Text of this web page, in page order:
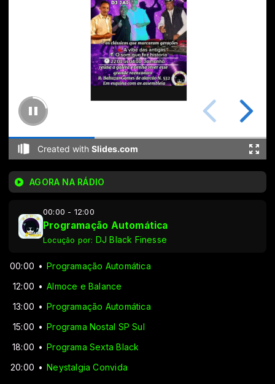
AGORA NA RÁDIO
00:00 - 12:00
Programação Automática
Locução por: DJ Black Finesse
00:00
Programação Automática
12:00
Almoce e Balance
13:00
Programação Automática
15:00
Programa Nostal SP Sul
18:00
Programa Sexta Black
20:00
Neystalgia Convida